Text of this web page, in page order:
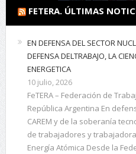
FETERA. ÚLTIMAS
EN DEFENSA DEL SECTOR
DEFENSA DELTRABAJO, LA
ENERGETICA
10 julio, 2026
FeTERA – Federación de
República Argentina En
CAREM y de la soberanía
de trabajadores y
Energía Atómica Desde la